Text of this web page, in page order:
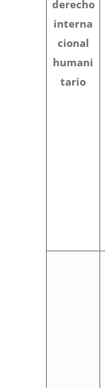
derecho
interna
cional
humani
tario